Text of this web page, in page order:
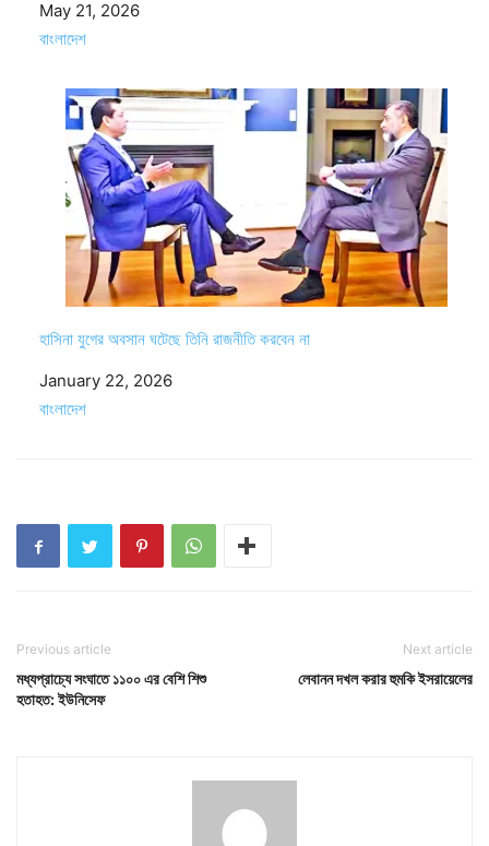
Date
May 21, 2026
In relation to
বাংলাদেশ
হাসিনা যুগের অবসান ঘটেছে তিনি রাজনীতি করবেন না
Date
January 22, 2026
In relation to
বাংলাদেশ
Previous article
মধ্যপ্রাচ্যে সংঘাতে ১১০০ এর বেশি শিশু
হতাহত: ইউনিসেফ
Next article
লেবানন দখল করার হুমকি ইসরায়েলের